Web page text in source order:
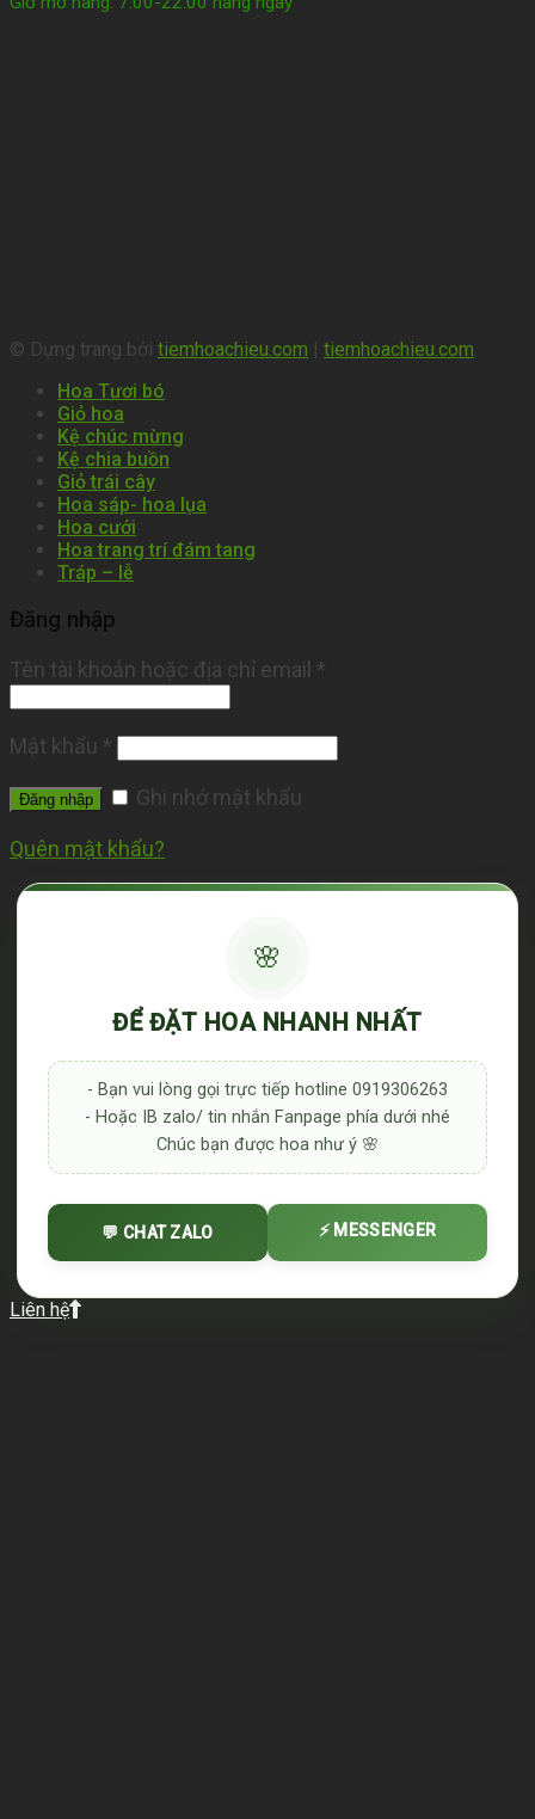
© Dựng trang bởi tiemhoachieu.com
tiemhoachieu.com
Hoa Tươi bó
Giỏ hoa
Kệ chúc mừng
Kệ chia buồn
Giỏ trái cây
Hoa sáp- hoa lụa
Hoa cưới
Hoa trang trí đám tang
Tráp – lễ
Đăng nhập
Tên tài khoản hoặc địa chỉ email *
Mật khẩu *
Đăng nhập Ghi nhớ mật khẩu
Quên mật khẩu?
🌸
ĐỂ ĐẶT HOA NHANH NHẤT
- Bạn vui lòng gọi trực tiếp hotline 0919306263
- Hoặc IB zalo/ tin nhắn Fanpage phía dưới nhé
Chúc bạn được hoa như ý 🌸
💬 CHAT ZALO ⚡ MESSENGER
Liên hệ